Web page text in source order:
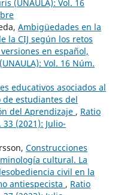
(UNAULA): Vol. 16
Ambigüedades en la
la CIJ según los retos
en español,
Vol. 16 Núm.
educativos asociados al
estudiantes del
del Aprendizaje , Ratio
33 (2021): Julio-
Construcciones
cultural. La
civil en la
antiespecista , Ratio